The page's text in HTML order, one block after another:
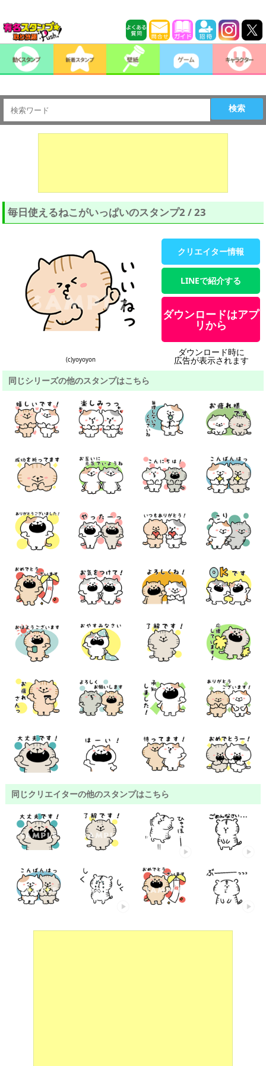
検索
毎日使えるねこがいっぱいのスタンプ2 / 23
(c)yoyoyon
クリエイター情報
LINEで紹介する
ダウンロードはアプ
リから
ダウンロード時に
広告が表示されます
同じシリーズの他のスタンプはこちら
同じクリエイターの他のスタンプはこちら